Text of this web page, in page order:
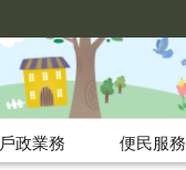
戶政業務 便民服務